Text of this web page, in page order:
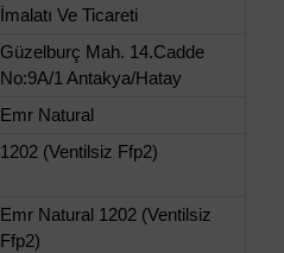
İmalatı Ve Ticareti
Güzelburç Mah. 14.Cadde
No:9A/1 Antakya/Hatay
Emr Natural
1202 (Ventilsiz Ffp2)
Emr Natural 1202 (Ventilsiz
Ffp2)